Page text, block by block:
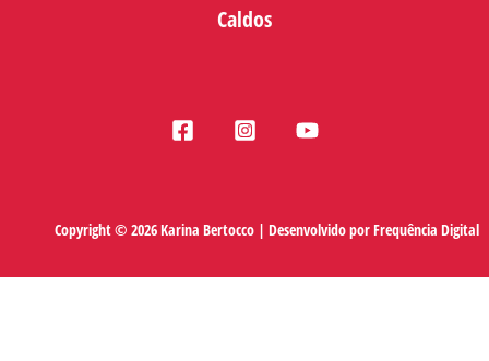
Caldos
Copyright © 2026 Karina Bertocco | Desenvolvido porFrequência Digital